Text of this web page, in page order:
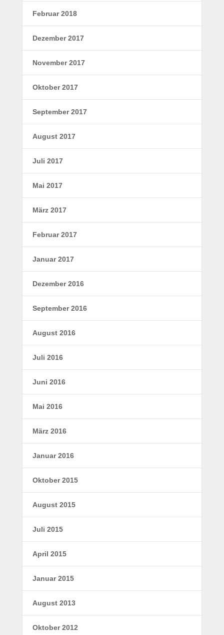
Februar 2018
Dezember 2017
November 2017
Oktober 2017
September 2017
August 2017
Juli 2017
Mai 2017
März 2017
Februar 2017
Januar 2017
Dezember 2016
September 2016
August 2016
Juli 2016
Juni 2016
Mai 2016
März 2016
Januar 2016
Oktober 2015
August 2015
Juli 2015
April 2015
Januar 2015
August 2013
Oktober 2012